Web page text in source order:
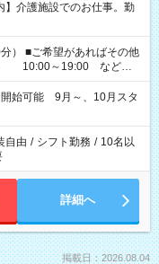
】介護施設でのお仕事。勤
の他
10:00～19:00 など
きれば残業はしたくない」
ご紹介します！ ※Wワ
する勤務時間と、もう1つ
間を超える場合は応募でき
始可能 9月～、10月スタ
自由 / シフト勤務 / 10名以
詳細へ
掲載日：2026.08.04